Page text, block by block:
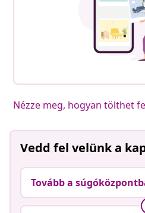
Nézze meg, hogyan tölthet
Vedd fel velünk a
Tovább a